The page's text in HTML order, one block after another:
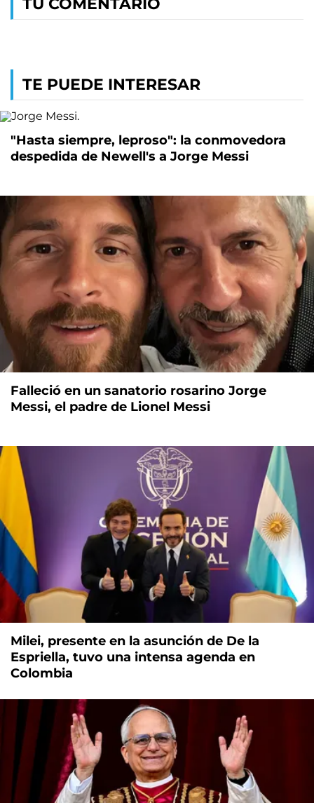
TE PUEDE INTERESAR
"Hasta siempre, leproso": la conmovedora
despedida de Newell's a Jorge Messi
Falleció en un sanatorio rosarino Jorge
Messi, el padre de Lionel Messi
Milei, presente en la asunción de De la
Espriella, tuvo una intensa agenda en
Colombia